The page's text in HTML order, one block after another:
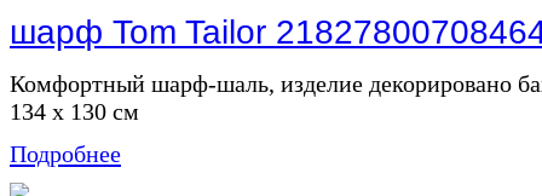
шарф Tom Tailor
Комфортный шарф-шаль, изделие декорировано
134 х 130 см
Подробнее